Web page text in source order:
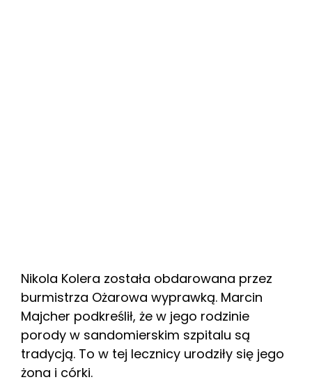
Nikola Kolera została obdarowana przez
burmistrza Ożarowa wyprawką. Marcin
Majcher podkreślił, że w jego rodzinie
porody w sandomierskim szpitalu są
tradycją. To w tej lecznicy urodziły się jego
żona i córki.